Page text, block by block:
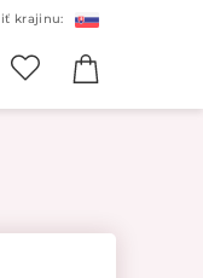
krajinu: